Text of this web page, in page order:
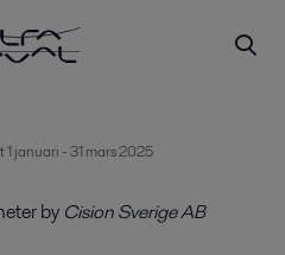
januari - 31 mars 2025
by Cision Sverige AB